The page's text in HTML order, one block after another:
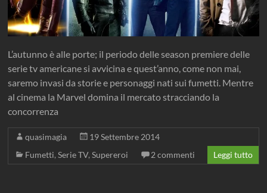
L’autunno è alle porte; il periodo delle season premiere delle
serie tv americane si avvicina e quest’anno, come non mai,
saremo invasi da storie e personaggi nati sui fumetti. Mentre
al cinema la Marvel domina il mercato stracciando la
concorrenza
quasimagia
19 Settembre 2014
Fumetti,Serie TV,Supereroi 2 commenti Leggi tutto